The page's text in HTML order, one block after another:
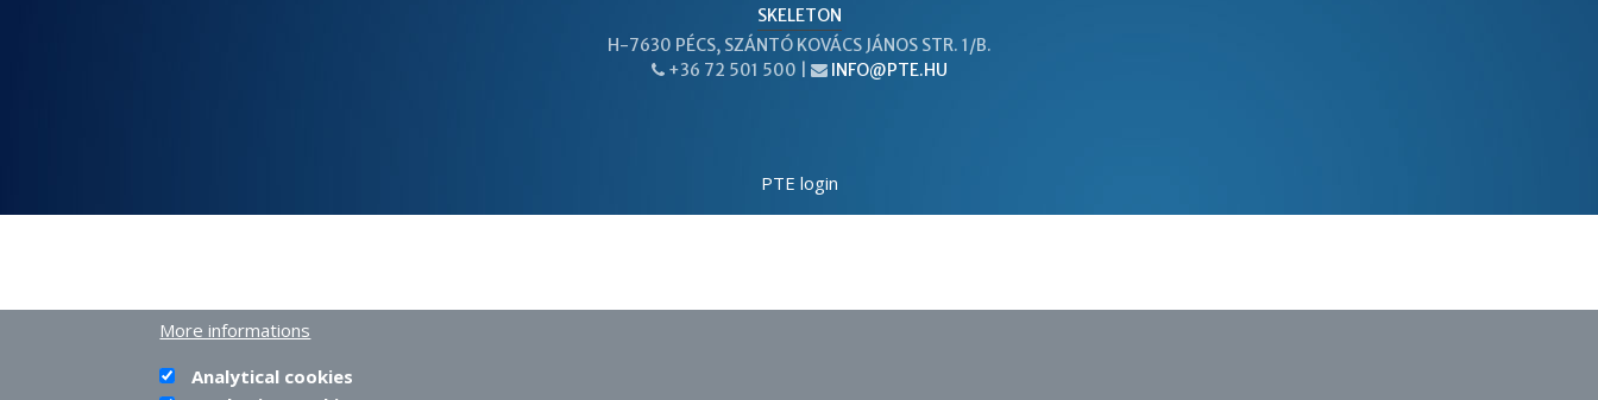
SKELETON
H-7630 PÉCS, SZÁNTÓ KOVÁCS JÁNOS STR. 1/B.
PHONE
+36 72 501 500 | EMAIL
INFO@PTE.HU
PTE login
More informations
Analytical cookies